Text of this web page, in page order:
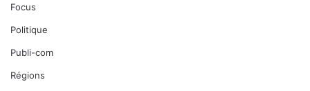
Focus
Politique
Publi-com
Régions